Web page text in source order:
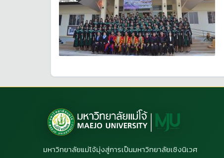
มหาวิทยาลัยแม่โจ้มุ่งสู่การเป็นมหาวิทยาลัยเชิงนิเวศ